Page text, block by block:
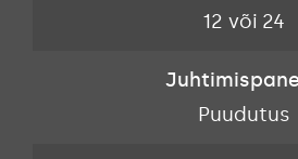
12 või 24
Puudutus